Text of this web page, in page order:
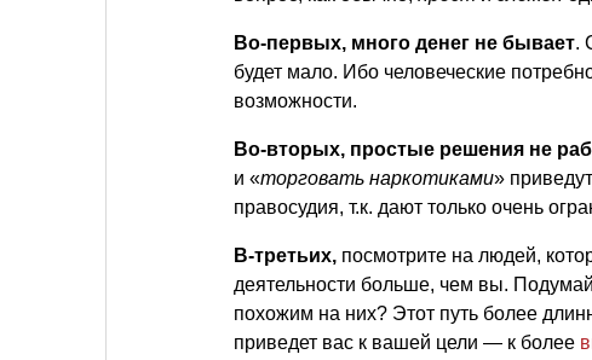
Во-первых, много денег не бывает.
будет мало. Ибо человеческие
возможности.
Во-вторых, простые решения не
и «торговать наркотиками»
правосудия, т.к. дают только очень
В-третьих, посмотрите на людей,
деятельности больше, чем вы.
похожим на них? Этот путь более
приведет вас к вашей цели — к более